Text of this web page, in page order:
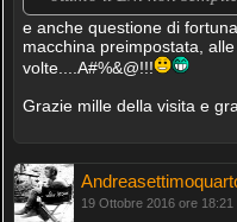
e anche questione di fortuna
macchina preimpostata,
volte....A#%&@!!!
Grazie mille della visita e
19 Ottobre 2016 ore 18:21